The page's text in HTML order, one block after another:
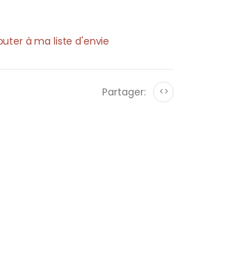
à ma liste d'envie
Partager: <>